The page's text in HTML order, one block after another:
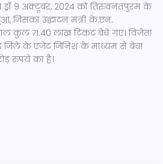
ड्रॉ 9 अक्टूबर, 2024 को तिरुवनंतपुरम के
जिसका उद्घाटन मंत्री के.एन.
कुल 71.40 लाख टिकट बेचे गए। विजेता
जिले के एजेंट जिनिश के माध्यम से बेचा
रुपये का है।